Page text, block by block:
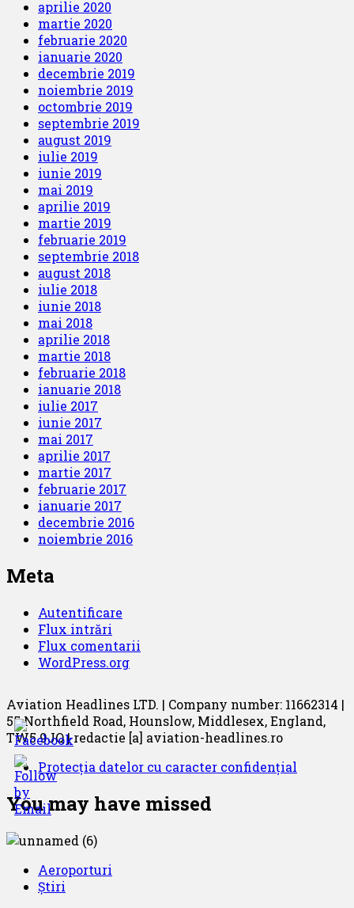
aprilie 2020
martie 2020
februarie 2020
ianuarie 2020
decembrie 2019
noiembrie 2019
octombrie 2019
septembrie 2019
august 2019
iulie 2019
iunie 2019
mai 2019
aprilie 2019
martie 2019
februarie 2019
septembrie 2018
august 2018
iulie 2018
iunie 2018
mai 2018
aprilie 2018
martie 2018
februarie 2018
ianuarie 2018
iulie 2017
iunie 2017
mai 2017
aprilie 2017
martie 2017
februarie 2017
ianuarie 2017
decembrie 2016
noiembrie 2016
Meta
Autentificare
Flux intrări
Flux comentarii
WordPress.org
Aviation Headlines LTD. | Company number: 11662314 |
55 Northfield Road, Hounslow, Middlesex, England,
TW5 9JQ | redactie [a] aviation-headlines.ro
Protecția datelor cu caracter confidențial
You may have missed
Aeroporturi
Știri